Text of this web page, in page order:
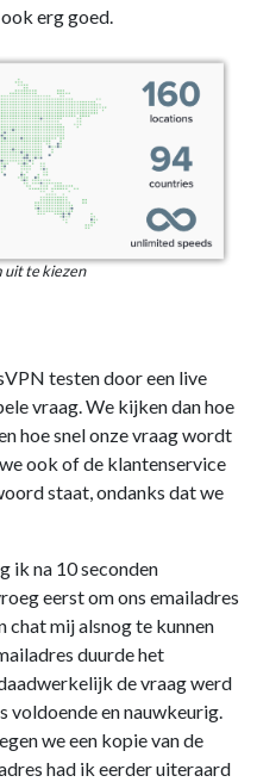
erg goed.
uit te kiezen
testen door een live
vraag. We kijken dan hoe
hoe snel onze vraag wordt
ook of de klantenservice
staat, ondanks dat we
ik na 10 seconden
eerst om ons emailadres
chat mij alsnog te kunnen
duurde het
de vraag werd
en nauwkeurig.
we een kopie van de
had ik eerder uiteraard